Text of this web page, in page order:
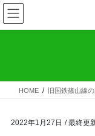
コ
ン
テ
ス
ナ
ビ
ゲ
ン
HOME 旧国鉄篠山線
2022年1月27日 / 最終更